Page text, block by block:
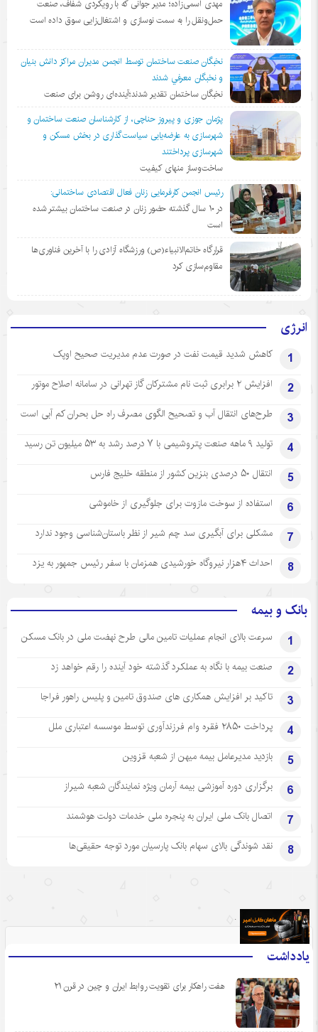
مهدی اسمی‌زاده؛ مدیر جوانی که با رویکردی شفاف، صنعت
حمل‌ونقل را به سمت نوسازی و اشتغال‌زایی سوق داده است
نخبگان صنعت ساختمان توسط انجمن مديران مراكز دانش بنيان
و نخبگان معرفي شدند
نخبگان ساختمان تقدیر شدند؛آینده‌ای روشن برای صنعت
پژمان جوزی و پیروز حناچی، از کارشناسان صنعت ساختمان و
شهرسازی به عارضه‌یابی سیاست‌گذاری در بخش مسکن و
شهرسازی پرداختند
ساخت‌وساز منهای کیفیت
رئیس انجمن کارفرمایی زنان فعال اقتصادی ساختمانی:
در ١٠ سال گذشته حضور زنان در صنعت ساختمان بیشتر شده
است
قرارگاه خاتم‌الانبیاء(ص) ورزشگاه آزادی را با آخرین فناوری‌ها
مقاوم‌سازی کرد
انرژی
1 کاهش شدید قیمت نفت در صورت عدم مدیریت صحیح اوپک
2 افزایش ۲ برابری ثبت نام مشترکان گاز تهرانی‌ در سامانه اصلاح موتور
3 طرح‌های انتقال آب و تصحیح الگوی مصرف راه حل بحران کم آبی است
4 تولید ۹ ماهه صنعت پتروشیمی با ۷ درصد رشد به ۵۳ میلیون تن رسید
5 انتقال ۵۰ درصدی بنزین کشور از منطقه خلیج فارس
6 استفاده از سوخت مازوت برای جلوگیری از خاموشی
7 مشکلی برای آبگیری سد چم شیر از نظر باستان‌شناسی وجود ندارد
8 احداث ۴هزار نیروگاه خورشیدی همزمان با سفر رئیس جمهور به یزد
بانک و بیمه
1 سرعت بالای انجام عملیات تامین مالی طرح نهضت ملی در بانک مسکن
2 صنعت بیمه با نگاه به عملکرد گذشته خود آینده را رقم خواهد زد
3 تاکید بر افزایش همکاری های صندوق تامین و پلیس راهور فراجا
4 پرداخت ۲۸۵۰ فقره وام فرزندآوری توسط موسسه اعتباری ملل
5 بازدید مدیرعامل بیمه میهن از شعبه قزوین
6 برگزاری دوره آموزشی بیمه آرمان ویژه نمایندگان شعبه شیراز
7 اتصال بانک ملی ایران به پنجره ملی خدمات دولت هوشمند
8 نقد شوندگی بالای سهام بانک پارسیان مورد توجه حقیقی‌ها
یادداشت
هفت راهکار برای تقویت روابط ایران و چین در قرن ۲۱
.